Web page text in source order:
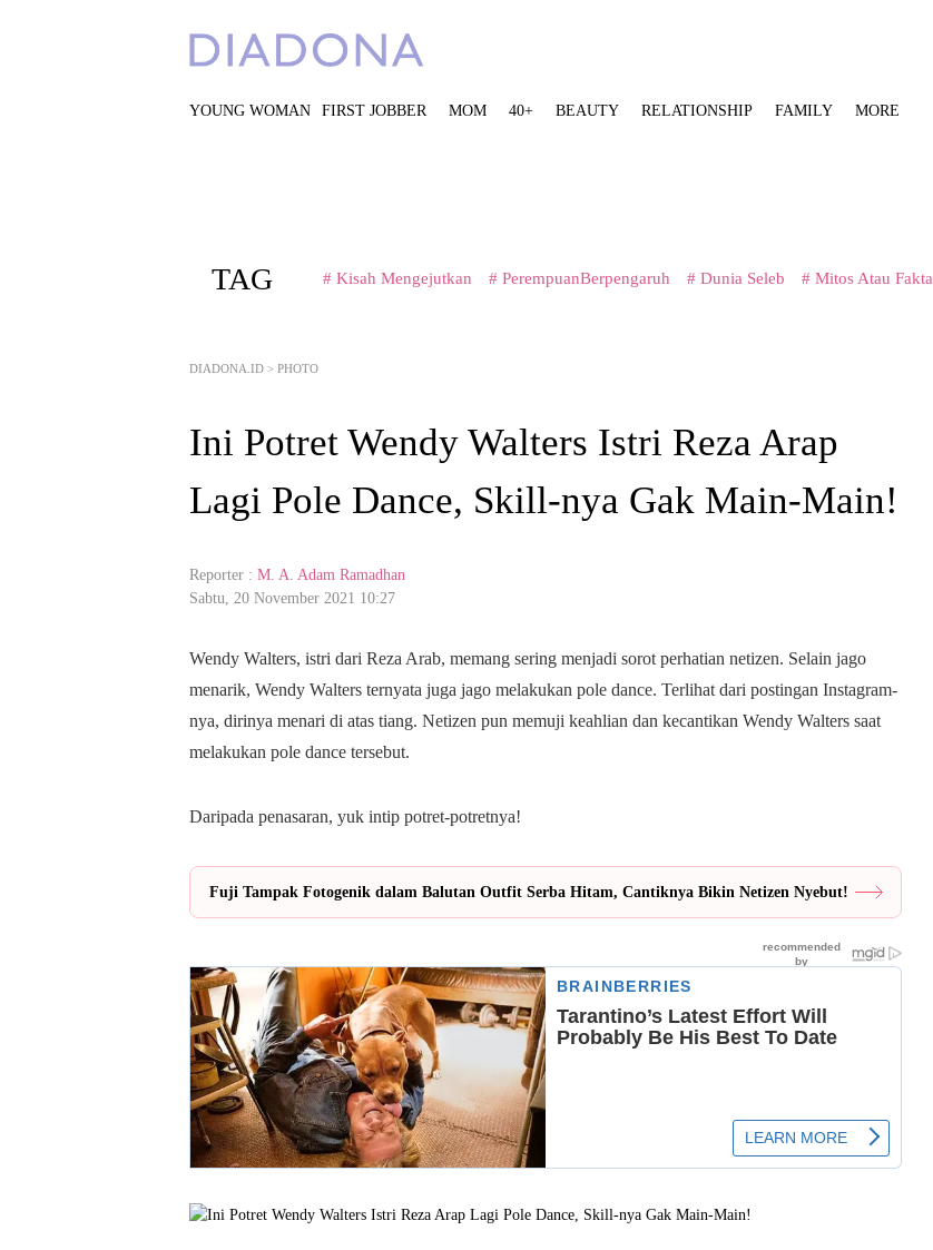
YOUNG WOMAN FIRST JOBBER MOM 40+ BEAUTY RELATIONSHIP FAMILY MORE
TAG # Kisah Mengejutkan # PerempuanBerpengaruh # Dunia Seleb # Mitos Atau Fakta
DIADONA.ID > PHOTO
Ini Potret Wendy Walters Istri Reza Arap
Lagi Pole Dance, Skill-nya Gak Main-Main!
Reporter : M. A. Adam Ramadhan
Sabtu, 20 November 2021 10:27
Wendy Walters, istri dari Reza Arab, memang sering menjadi sorot perhatian netizen. Selain jago
menarik, Wendy Walters ternyata juga jago melakukan pole dance. Terlihat dari postingan Instagram-
nya, dirinya menari di atas tiang. Netizen pun memuji keahlian dan kecantikan Wendy Walters saat
melakukan pole dance tersebut.
Daripada penasaran, yuk intip potret-potretnya!
Fuji Tampak Fotogenik dalam Balutan Outfit Serba Hitam, Cantiknya Bikin Netizen Nyebut!